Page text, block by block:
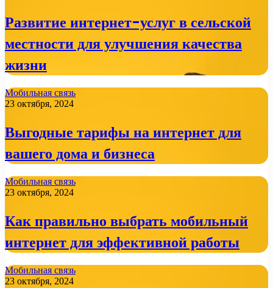
Развитие интернет-услуг в сельской
местности для улучшения качества
жизни
Мобильная связь
23 октября, 2024
Выгодные тарифы на интернет для
вашего дома и бизнеса
Мобильная связь
23 октября, 2024
Как правильно выбрать мобильный
интернет для эффективной работы
Мобильная связь
23 октября, 2024